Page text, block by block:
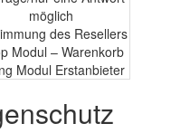
möglich
des Resellers
Modul – Warenkorb
Modul Erstanbieter